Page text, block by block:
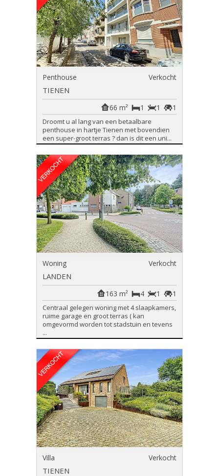
Penthouse Verkocht
TIENEN
1
1
1
66 m²
Droomt u al lang van een betaalbare
penthouse in hartje Tienen met bovendien
een super-groot terras ? dan is dit een uni...
Woning Verkocht
LANDEN
1
1
4
163 m²
Centraal gelegen woning met 4 slaapkamers,
ruime garage en groot terras ( kan
omgevormd worden tot stadstuin en tevens
...
Villa Verkocht
TIENEN